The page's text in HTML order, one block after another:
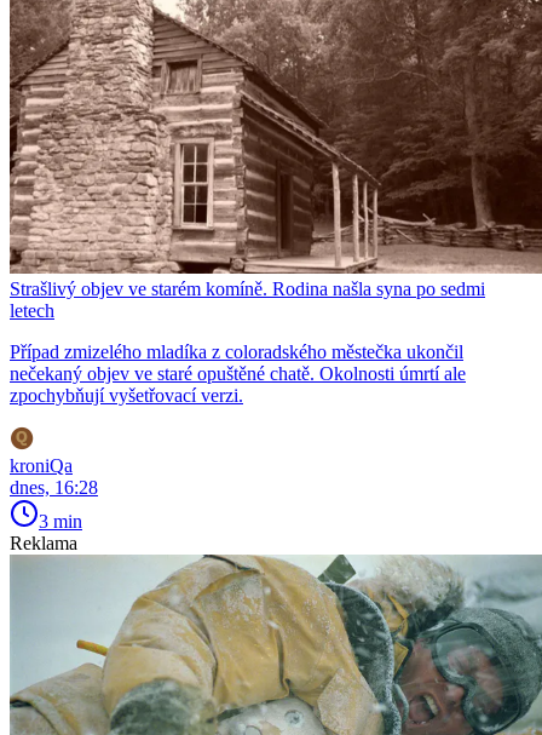
Strašlivý objev ve starém komíně. Rodina našla syna po sedmi
letech
Případ zmizelého mladíka z coloradského městečka ukončil
nečekaný objev ve staré opuštěné chatě. Okolnosti úmrtí ale
zpochybňují vyšetřovací verzi.
kroniQa
dnes, 16:28
3 min
Reklama